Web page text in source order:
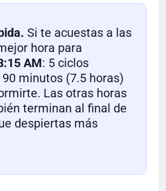
Si te acuestas a las
hora para
AM: 5 ciclos
minutos (7.5 horas)
Las otras horas
terminan al final de
despiertas más